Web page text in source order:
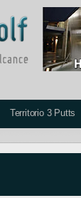
Territorio 3 Putts